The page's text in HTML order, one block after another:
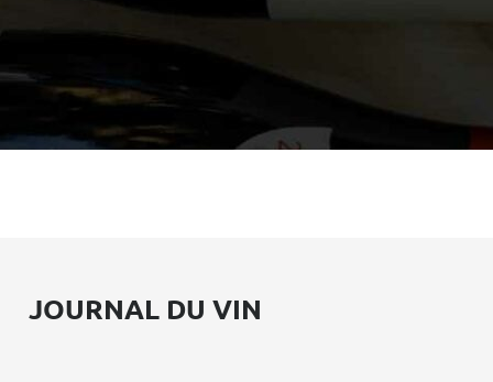
JOURNAL DU VIN